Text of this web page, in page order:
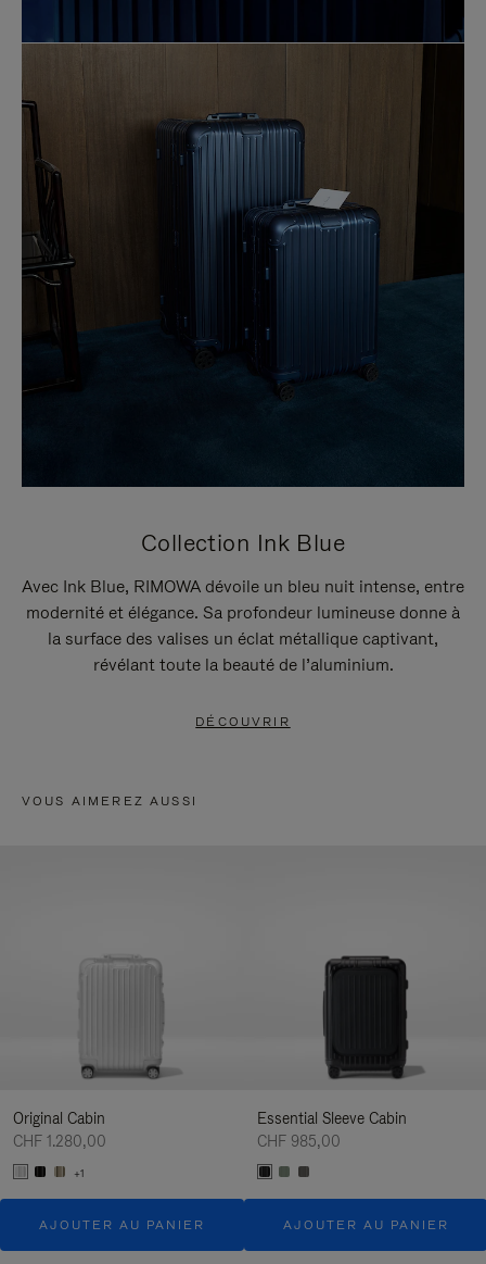
Collection Ink Blue
Avec Ink Blue, RIMOWA dévoile un bleu nuit intense, entre
modernité et élégance. Sa profondeur lumineuse donne à
la surface des valises un éclat métallique captivant,
révélant toute la beauté de l’aluminium.
DÉCOUVRIR
VOUS AIMEREZ AUSSI
Original Cabin
CHF 1.280,00
+1
AJOUTER AU PANIER
Essential Sleeve Cabin
CHF 985,00
AJOUTER AU PANIER